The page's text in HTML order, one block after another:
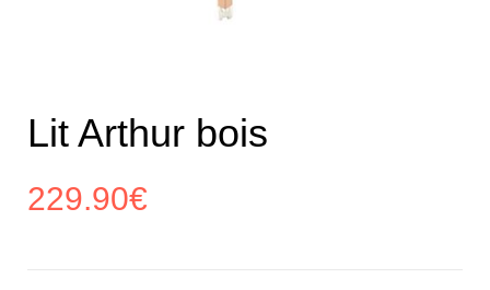
Lit Arthur bois
229.90€